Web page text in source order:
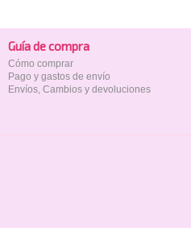
Guía de compra
Cómo comprar
Pago y gastos de envío
Envíos, Cambios y devoluciones